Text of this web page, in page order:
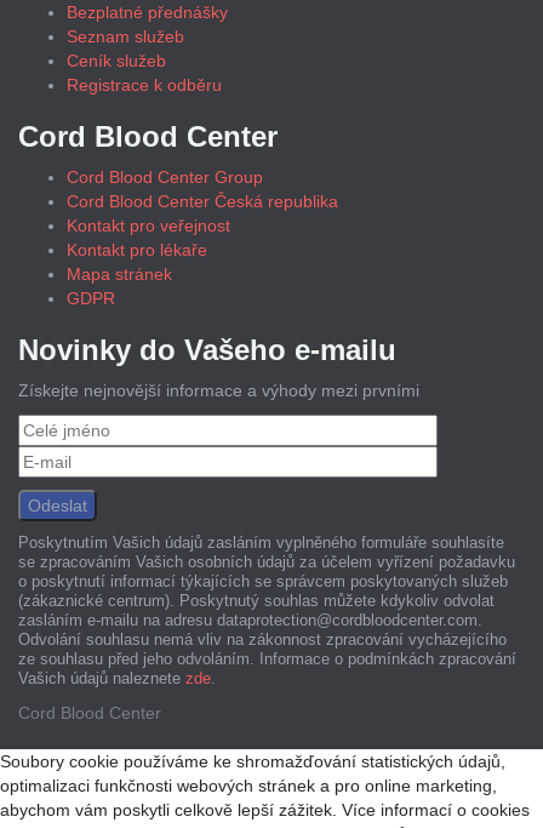
Bezplatné přednášky
Seznam služeb
Ceník služeb
Registrace k odběru
Cord Blood Center
Cord Blood Center Group
Cord Blood Center Česká republika
Kontakt pro veřejnost
Kontakt pro lékaře
Mapa stránek
GDPR
Novinky do Vašeho e-mailu
Získejte nejnovější informace a výhody mezi prvními
Poskytnutím Vašich údajů zasláním vyplněného formuláře souhlasíte
se zpracováním Vašich osobních údajů za účelem vyřízení požadavku
o poskytnutí informací týkajících se správcem poskytovaných služeb
(zákaznické centrum). Poskytnutý souhlas můžete kdykoliv odvolat
zasláním e-mailu na adresu dataprotection@cordbloodcenter.com.
Odvolání souhlasu nemá vliv na zákonnost zpracování vycházejícího
ze souhlasu před jeho odvoláním. Informace o podmínkách zpracování
Vašich údajů naleznete zde
Cord Blood Center
Soubory cookie používáme ke shromažďování statistických údajů,
optimalizaci funkčnosti webových stránek a pro online marketing,
abychom vám poskytli celkově lepší zážitek. Více informací o cookies